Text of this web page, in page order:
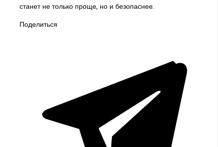
станет не только проще, но и безопаснее.
Поделиться